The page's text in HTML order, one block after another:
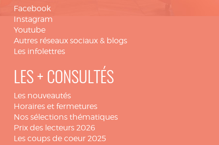
Facebook
Instagram
Youtube
Autres réseaux sociaux & blogs
Les infolettres
LES + CONSULTÉS
Les nouveautés
Horaires et fermetures
Nos sélections thématiques
Prix des lecteurs 2026
Les coups de coeur 2025